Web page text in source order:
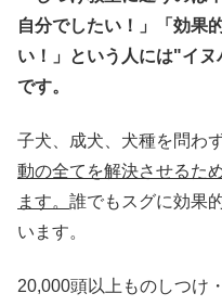
自分でしたい！」「効果
い！」という人には"イ
です。
子犬、成犬、犬種を問わず
動の全てを解決させるた
ます。 誰でもスグに効果
います。
20,000頭以上ものしつけ